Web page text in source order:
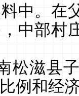
中。在
中部村
松滋县
例和经